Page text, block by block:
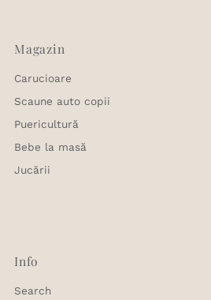
Magazin
Carucioare
Scaune auto copii
Puericultură
Bebe la masă
Jucării
Info
Search